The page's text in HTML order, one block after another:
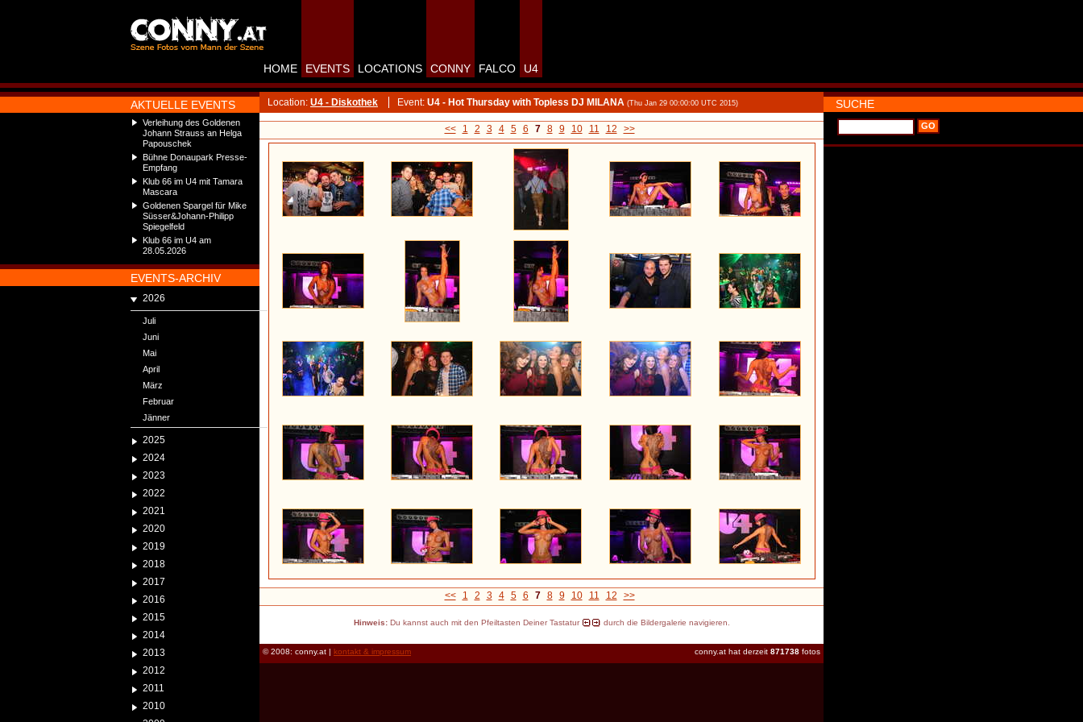
AKTUELLE EVENTS
Verleihung des Goldenen
Johann Strauss an Helga
Papouschek
Bühne Donaupark Presse-
Empfang
Klub 66 im U4 mit Tamara
Mascara
Goldenen Spargel für Mike
Süsser&Johann-Philipp
Spiegelfeld
Klub 66 im U4 am
28.05.2026
EVENTS-ARCHIV
2026
Juli
Juni
Mai
April
März
Februar
Jänner
2025
2024
2023
2022
2021
2020
2019
2018
2017
2016
2015
2014
2013
2012
2011
2010
HOME EVENTS LOCATIONS CONNY FALCO U4
Location: U4 - Diskothek Event: U4 - Hot Thursday with Topless DJ MILANA (Thu Jan 29 00:00:00 UTC 2015)
<< 1 2 3 4 5 6 7 8 9 10 11 12 >>
<< 1 2 3 4 5 6 7 8 9 10 11 12 >>
Hinweis:Du kannst auch mit den Pfeiltasten Deiner Tastatur durch die Bildergalerie navigieren.
conny.at hat derzeit 871738 fotos
© 2008: conny.at | kontakt & impressum
SUCHE